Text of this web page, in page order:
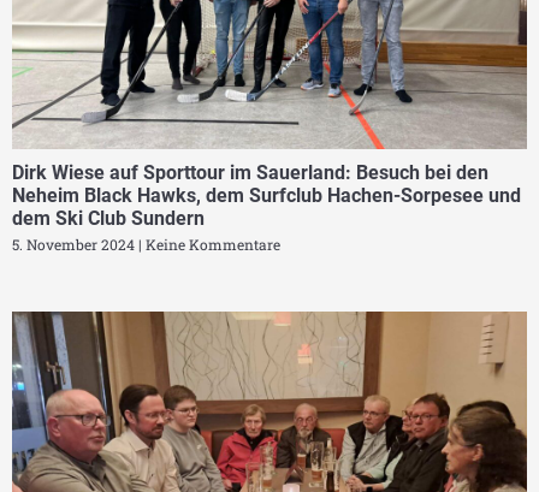
Dirk Wiese auf Sporttour im Sauerland: Besuch bei den
Neheim Black Hawks, dem Surfclub Hachen-Sorpesee und
dem Ski Club Sundern
5. November 2024 Keine Kommentare